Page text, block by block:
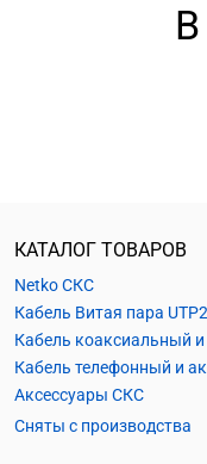
КАТАЛОГ ТОВАРОВ
Netko СКС
Аксессуары СКС
Сняты с производства